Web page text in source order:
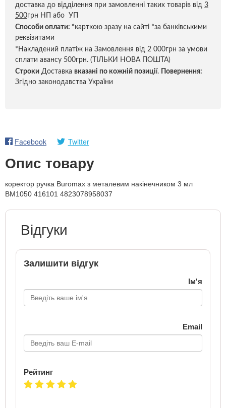
доставка до відділення при замовленні таких товарів від 3
500грн НП або УП
Способи оплати: *карткою зразу на сайті *за банківськими
реквізитами
*Накладений платіж на Замовлення від 2 000грн за умови
сплати авансу 500грн. (ТІЛЬКИ НОВА ПОШТА)
Строки Доставка вказані по кожній позиції.
Повернення:
Згідно законодавства України
Facebook Twitter
Опис товару
коректор ручка Buromax з металевим накінечником 3 мл
ВМ1050 416101 4823078958037
Відгуки
Залишити відгук
Ім'я
Email
Рейтинг